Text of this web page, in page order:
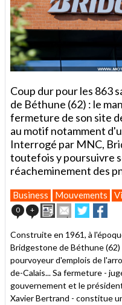
Coup dur pour les 863
de Béthune (62) : le
fermeture de son site
au motif notamment
Interrogé par MNC,
toutefois y poursuivre
réacheminement des
Business Mouvements
0 + ImprimerEnvoyer
cet
à
un
ami
Partager
sur
sur
Construite en 1961, à
Bridgestone de Béthune
pourvoyeur d'emplois de
de-Calais... Sa fermeture -
gouvernement et le
Xavier Bertrand - constitue